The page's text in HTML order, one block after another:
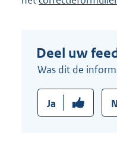
Deel uw
Was dit de
Ja